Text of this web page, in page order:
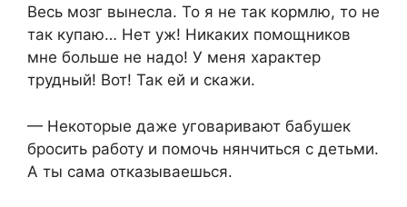
Весь мозг вынесла. То я не так кормлю, то не
так купаю… Нет уж! Никаких помощников
мне больше не надо! У меня характер
трудный! Вот! Так ей и скажи.
— Некоторые даже уговаривают бабушек
бросить работу и помочь нянчиться с детьми.
А ты сама отказываешься.